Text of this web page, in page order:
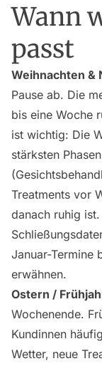
Wann
passt
Weihnachten &
Pause ab. Die
bis eine Woche
ist wichtig: Die
stärksten
Treatments vor
danach ruhig
Januar-Termine
erwähnen.
Ostern /
Wochenende.
Kundinnen
Wetter, neue